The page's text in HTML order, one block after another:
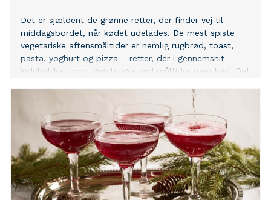
Det er sjældent de grønne retter, der finder vej til
middagsbordet, når kødet udelades. De mest spiste
vegetariske aftensmåltider er nemlig rugbrød, toast,
pasta, yoghurt og pizza – retter, der i gennemsnit
indeholder færre grøntsager end måltider med kød. Det